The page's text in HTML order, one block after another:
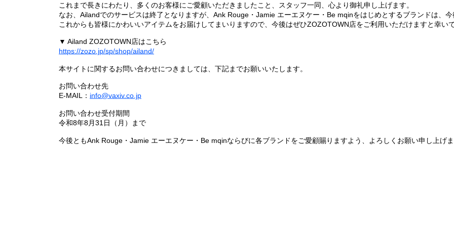
これまで長きにわたり、多くのお客様にご愛顧いただきましたこと、スタッフ一同、心より御礼申し上げます。
なお、Ailandでのサービスは終了となりますが、Ank Rouge・Jamie エーエヌケー・Be mqinをはじめとするブランドは、
これからも皆様にかわいいアイテムをお届けしてまいりますので、今後はぜひZOZOTOWN店をご利用いただけますと幸いで
▼ Ailand ZOZOTOWN店はこちら
https://zozo.jp/sp/shop/ailand/
本サイトに関するお問い合わせにつきましては、下記までお願いいたします。
お問い合わせ先
E-MAIL： info@vaxiv.co.jp
お問い合わせ受付期間
令和8年8月31日（月）まで
今後ともAnk Rouge・Jamie エーエヌケー・Be mqinならびに各ブランドをご愛顧賜りますよう、よろしくお願い申し上げま